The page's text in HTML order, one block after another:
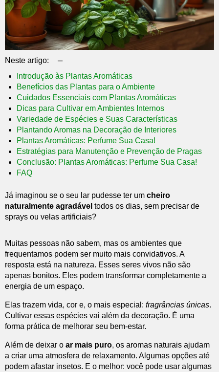
Neste artigo: –
Introdução às Plantas Aromáticas
Benefícios das Plantas para o Ambiente
Cuidados Essenciais com Plantas Aromáticas
Dicas para Cultivar em Ambientes Internos
Variedade de Espécies e Suas Características
Plantando Aromas na Decoração de Interiores
Plantas Aromáticas: Perfume Sua Casa!
Estratégias para Manutenção e Prevenção de Pragas
Conclusão: Plantas Aromáticas: Perfume Sua Casa!
FAQ
Já imaginou se o seu lar pudesse ter um cheiro
naturalmente agradável todos os dias, sem precisar de
sprays ou velas artificiais?
Muitas pessoas não sabem, mas os ambientes que
frequentamos podem ser muito mais convidativos. A
resposta está na natureza. Esses seres vivos não são
apenas bonitos. Eles podem transformar completamente a
energia de um espaço.
Elas trazem vida, cor e, o mais especial: fragrâncias únicas.
Cultivar essas espécies vai além da decoração. É uma
forma prática de melhorar seu bem-estar.
Além de deixar o ar mais puro, os aromas naturais ajudam
a criar uma atmosfera de relaxamento. Algumas opções até
podem afastar insetos. E o melhor: você pode usar algumas